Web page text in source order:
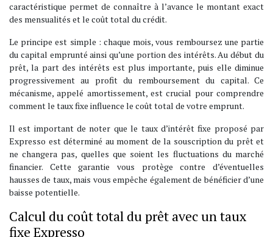
caractéristique permet de connaître à l’avance le montant exact
des mensualités et le coût total du crédit.
Le principe est simple : chaque mois, vous remboursez une partie
du capital emprunté ainsi qu’une portion des intérêts. Au début du
prêt, la part des intérêts est plus importante, puis elle diminue
progressivement au profit du remboursement du capital. Ce
mécanisme, appelé amortissement, est crucial pour comprendre
comment le taux fixe influence le coût total de votre emprunt.
Il est important de noter que le taux d’intérêt fixe proposé par
Expresso est déterminé au moment de la souscription du prêt et
ne changera pas, quelles que soient les fluctuations du marché
financier. Cette garantie vous protège contre d’éventuelles
hausses de taux, mais vous empêche également de bénéficier d’une
baisse potentielle.
Calcul du coût total du prêt avec un taux
fixe Expresso